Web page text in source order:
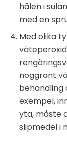
hålen i
med en
Med olika
noggrant
behandling
exempel,
yta, måste
slipmedel i